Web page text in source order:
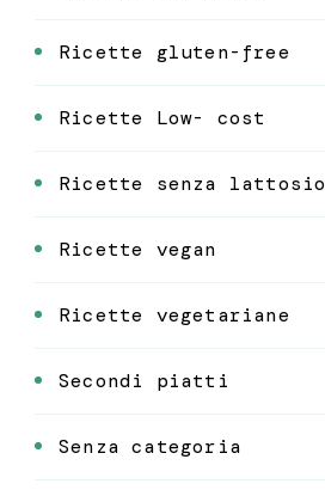
Ricette gluten-free
Ricette Low- cost
Ricette senza lattosio
Ricette vegan
Ricette vegetariane
Secondi piatti
Senza categoria